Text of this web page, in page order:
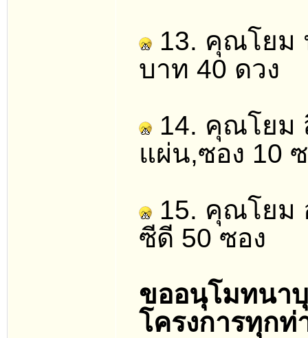
13. คุณโยม
บาท 40 ดวง
14. คุณโยม
แผ่น,ซอง 10
15. คุณโยม
ซีดี 50 ซอง
ขออนุโมทนา
โครงการทุกท่